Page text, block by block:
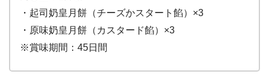
・起司奶皇月餅（チーズかスタート餡）×3
・原味奶皇月餅（カスタード餡）×3
※賞味期間：45日間